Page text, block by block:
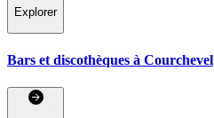
Explorer
Bars et discothèques à Courchevel